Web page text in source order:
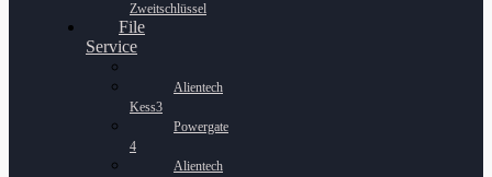
Zweitschlüssel
File
Service
Alientech
Kess3
Powergate
4
Alientech